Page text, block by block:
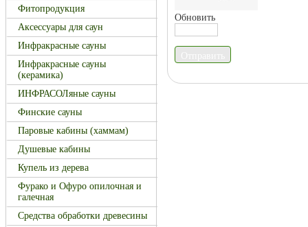
Фитопродукция
Аксессуары для саун
Инфракрасные сауны
Инфракрасные сауны
(керамика)
ИНФРАСОЛяные сауны
Финские сауны
Паровые кабины (хаммам)
Душевые кабины
Купель из дерева
Фурако и Офуро опилочная и
галечная
Средства обработки древесины
Обновить